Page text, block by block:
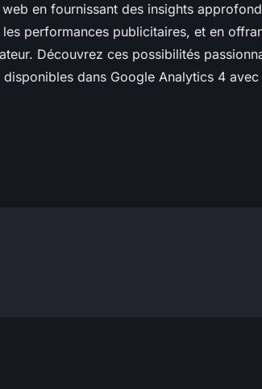
en fournissant des insights
performances publicitaires, et en
Découvrez ces possibilités
dans Google Analytics 4